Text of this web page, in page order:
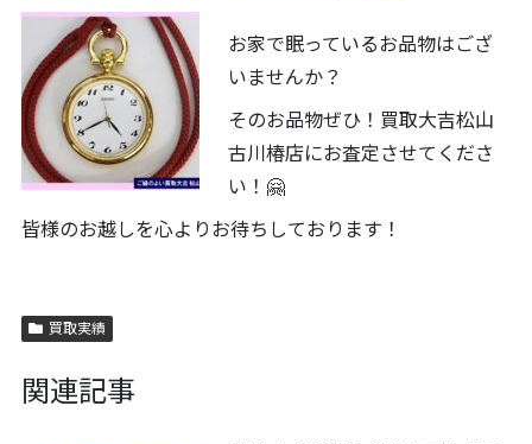
お家で眠っているお品物はござ
いませんか？
そのお品物ぜひ！買取大吉松山
古川椿店にお査定させてくださ
い！🤗
皆様のお越しを心よりお待ちしております！
買取実績
関連記事